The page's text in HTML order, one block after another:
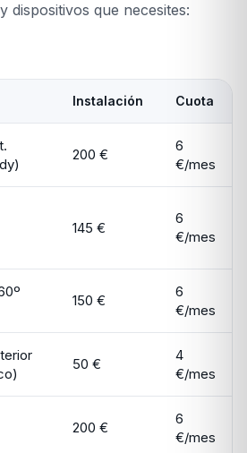
dispositivos que necesites:
Instalación Cuota
200 €
6
€/mes
145 €
6
€/mes
150 €
6
€/mes
50 €
4
€/mes
200 €
6
€/mes